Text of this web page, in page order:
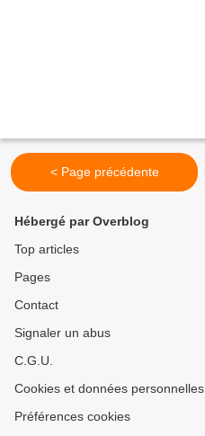
< Page précédente
Hébergé par Overblog
Top articles
Pages
Contact
Signaler un abus
C.G.U.
Cookies et données personnelles
Préférences cookies